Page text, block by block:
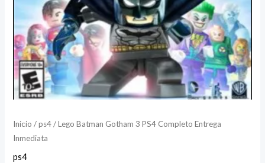
Inicio /ps4/ Lego Batman Gotham 3 PS4 Completo Entrega
Inmediata
ps4